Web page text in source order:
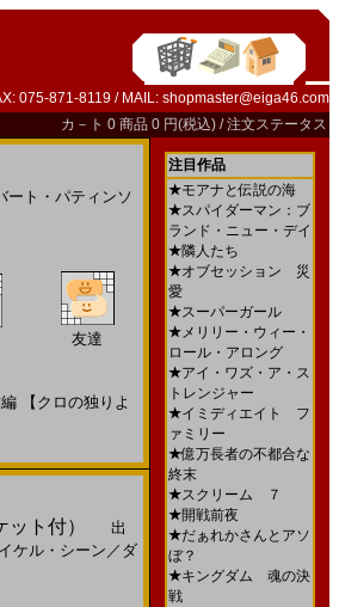
075-871-8119 / MAIL: shopmaster@eiga46.com
カ－ト 0 商品 0 円(税込) /注文ステータス
ート・パティンソ
友達
【クロの独りよ
ト付）
出
ケル・シーン ／ ダ
注目作品
★モアナと伝説の海
★スパイダーマン：ブ
ランド・ニュー・デイ
★隣人たち
★オブセッション 災
愛
★スーパーガール
★メリリー・ウィー・
ロール・アロング
★アイ・ワズ・ア・ス
トレンジャー
★イミディエイト フ
ァミリー
★億万長者の不都合な
終末
★スクリーム ７
★開戦前夜
★だぁれかさんとアソ
ぼ？
★キングダム 魂の決
戦